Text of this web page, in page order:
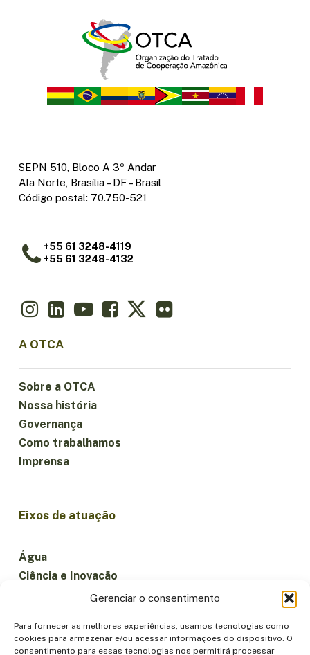
Gerenciar o consentimento
Para fornecer as melhores experiências, usamos tecnologias como
cookies para armazenar e/ou acessar informações do dispositivo. O
consentimento para essas tecnologias nos permitirá processar
SEPN 510, Bloco A 3º Andar
Ala Norte, Brasília – DF – Brasil
Código postal: 70.750-521
+55 61 3248-4119
+55 61 3248-4132
A OTCA
Sobre a OTCA
Nossa história
Governança
Como trabalhamos
Imprensa
Eixos de atuação
Água
Ciência e Inovação
Florestas e Biodiversidade
Institucionalidade